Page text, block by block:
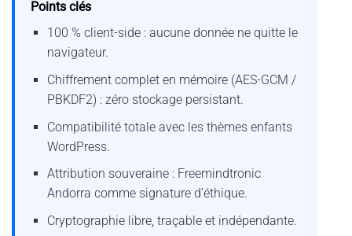
Points clés
100 % client-side : aucune donnée ne quitte le
navigateur.
Chiffrement complet en mémoire (AES-GCM /
PBKDF2) : zéro stockage persistant.
Compatibilité totale avec les thèmes enfants
WordPress.
Attribution souveraine : Freemindtronic
Andorra comme signature d’éthique.
Cryptographie libre, traçable et indépendante.